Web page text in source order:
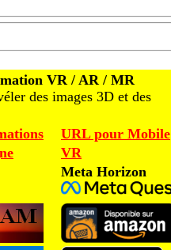
VR / AR / MR
des images 3D et des
URL pour Mobile
VR
Meta Horizon